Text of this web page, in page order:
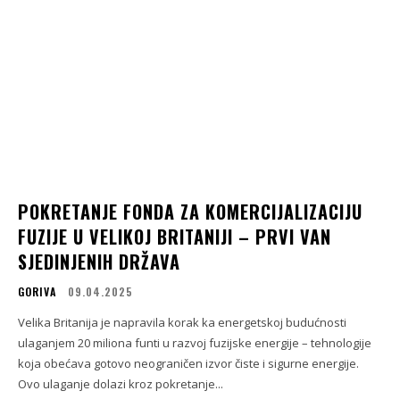
POKRETANJE FONDA ZA KOMERCIJALIZACIJU
FUZIJE U VELIKOJ BRITANIJI – PRVI VAN
SJEDINJENIH DRŽAVA
GORIVA 09.04.2025
Velika Britanija je napravila korak ka energetskoj budućnosti
ulaganjem 20 miliona funti u razvoj fuzijske energije – tehnologije
koja obećava gotovo neograničen izvor čiste i sigurne energije.
Ovo ulaganje dolazi kroz pokretanje...